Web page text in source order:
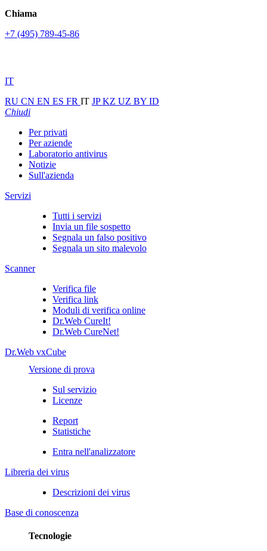
Chiama
+7 (495) 789-45-86
IT
RU CN EN ES FR IT JPKZ UZ BY ID
Chiudi
Per privati
Per aziende
Laboratorio antivirus
Notizie
Sull'azienda
Servizi
Tutti i servizi
Invia un file sospetto
Segnala un falso positivo
Segnala un sito malevolo
Scanner
Verifica file
Verifica link
Moduli di verifica online
Dr.Web CureIt!
Dr.Web CureNet!
Dr.Web vxCube
Versione di prova
Sul servizio
Licenze
Report
Statistiche
Entra nell'analizzatore
Libreria dei virus
Descrizioni dei virus
Base di conoscenza
Tecnologie